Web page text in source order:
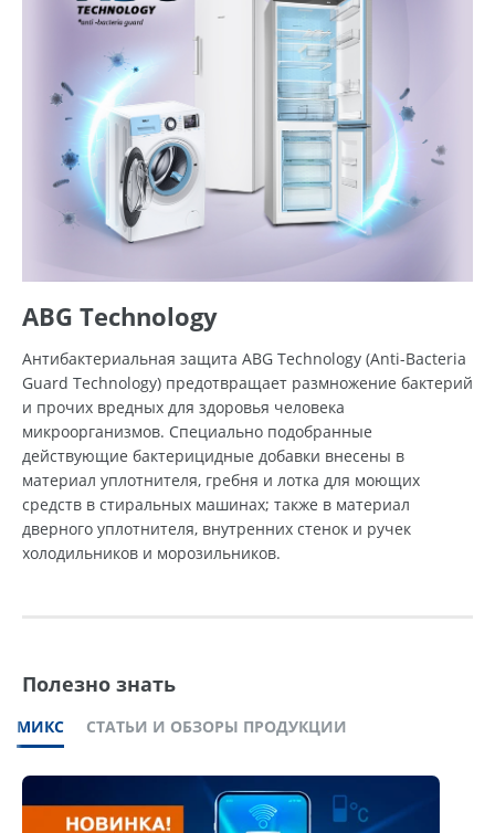
ABG Technology
Антибактериальная защита ABG Technology (Anti-Bacteria
Guard Technology) предотвращает размножение бактерий
и прочих вредных для здоровья человека
микроорганизмов. Специально подобранные
действующие бактерицидные добавки внесены в
материал уплотнителя, гребня и лотка для моющих
средств в стиральных машинах; также в материал
дверного уплотнителя, внутренних стенок и ручек
холодильников и морозильников.
Полезно знать
МИКС СТАТЬИ И ОБЗОРЫ ПРОДУКЦИИ